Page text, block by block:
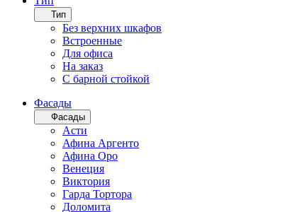
Тип
Без верхних шкафов
Встроенные
Для офиса
На заказ
С барной стойкой
Фасады
Фасады
Асти
Афина Аргенто
Афина Оро
Венеция
Виктория
Гарда Тортора
Доломита